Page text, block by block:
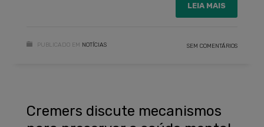
LEIA MAIS
PUBLICADO EM NOTÍCIAS SEM COMENTÁRIOS
Cremers discute mecanismos